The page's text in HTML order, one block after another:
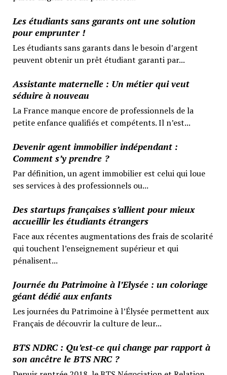
Les étudiants sans garants ont une solution
pour emprunter !
Les étudiants sans garants dans le besoin d’argent
peuvent obtenir un prêt étudiant garanti par...
Assistante maternelle : Un métier qui veut
séduire à nouveau
La France manque encore de professionnels de la
petite enfance qualifiés et compétents. Il n’est...
Devenir agent immobilier indépendant :
Comment s’y prendre ?
Par définition, un agent immobilier est celui qui loue
ses services à des professionnels ou...
Des startups françaises s’allient pour mieux
accueillir les étudiants étrangers
Face aux récentes augmentations des frais de scolarité
qui touchent l’enseignement supérieur et qui
pénalisent...
Journée du Patrimoine à l’Elysée : un coloriage
géant dédié aux enfants
Les journées du Patrimoine à l’Élysée permettent aux
Français de découvrir la culture de leur...
BTS NDRC : Qu’est-ce qui change par rapport à
son ancêtre le BTS NRC ?